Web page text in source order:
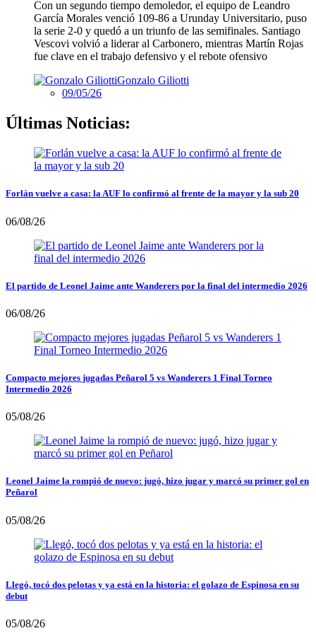
Con un segundo tiempo demoledor, el equipo de Leandro
García Morales venció 109-86 a Urunday Universitario, puso
la serie 2-0 y quedó a un triunfo de las semifinales. Santiago
Vescovi volvió a liderar al Carbonero, mientras Martín Rojas
fue clave en el trabajo defensivo y el rebote ofensivo
Gonzalo Giliotti
09/05/26
Últimas Noticias:
Forlán vuelve a casa: la AUF lo confirmó al frente de la mayor y la sub 20
06/08/26
El partido de Leonel Jaime ante Wanderers por la final del intermedio 2026
06/08/26
Compacto mejores jugadas Peñarol 5 vs Wanderers 1 Final Torneo
Intermedio 2026
05/08/26
Leonel Jaime la rompió de nuevo: jugó, hizo jugar y marcó su primer gol en
Peñarol
05/08/26
Llegó, tocó dos pelotas y ya está en la historia: el golazo de Espinosa en su
debut
05/08/26